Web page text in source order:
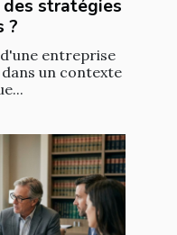
stratégies
?
entreprise
un contexte